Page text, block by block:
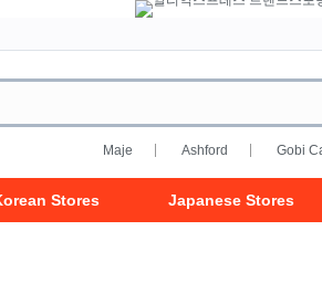
Maje Ashford Gobi
Stores Japanese Stores